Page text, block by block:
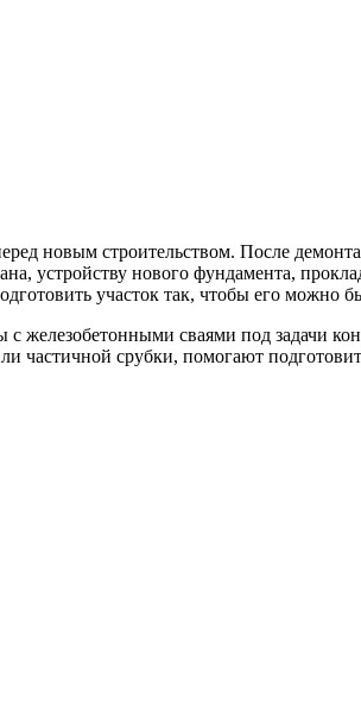
новым строительством. После
устройству нового фундамента,
участок так, чтобы его можно
железобетонными сваями под задачи
частичной срубки, помогают